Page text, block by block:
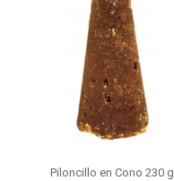
Piloncillo en Cono 230 g